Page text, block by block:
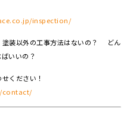
inspection/
塗装以外の工事方法はないの？ どん
いいの？
ください！
contact/